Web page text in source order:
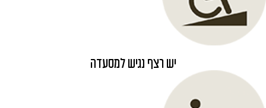
יש רצף נגיש למסעדה